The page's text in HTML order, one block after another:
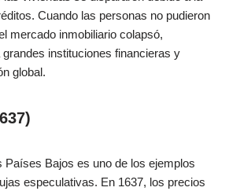
Cuando las personas no pudieron
mercado inmobiliario colapsó,
instituciones financieras y
global.
Países Bajos es uno de los ejemplos
especulativas. En 1637, los precios